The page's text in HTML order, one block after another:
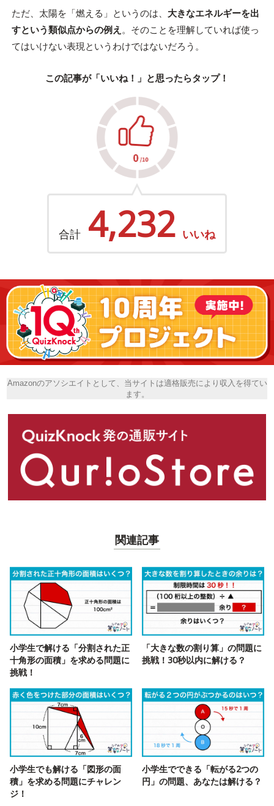
ただ、太陽を「燃える」というのは、 大きなエネルギーを出
すという類似点からの例え 。そのことを理解していれば使っ
てはいけない表現というわけではないだろう。
この記事が「いいね！」と思ったらタップ！
合計 4,232 いいね
Amazonのアソシエイトとして、当サイトは適格販売により収入を得てい
ます。
関連記事
小学生で解ける「分割された正
十角形の面積」を求める問題に
挑戦！
「大きな数の割り算」の問題に
挑戦！30秒以内に解ける？
小学生でも解ける「図形の面
積」を求める問題にチャレン
ジ！
小学生でできる「転がる2つの
円」の問題、あなたは解ける？